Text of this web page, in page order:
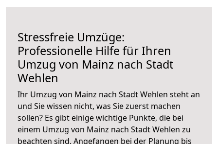
Stressfreie Umzüge:
Professionelle Hilfe für Ihren
Umzug von Mainz nach Stadt
Wehlen
Ihr Umzug von Mainz nach Stadt Wehlen steht an
und Sie wissen nicht, was Sie zuerst machen
sollen? Es gibt einige wichtige Punkte, die bei
einem Umzug von Mainz nach Stadt Wehlen zu
beachten sind. Angefangen bei der Planung bis